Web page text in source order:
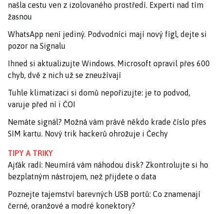
našla cestu ven z izolovaného prostředí. Experti nad tím
žasnou
WhatsApp není jediný. Podvodníci mají nový fígl, dejte si
pozor na Signalu
Ihned si aktualizujte Windows. Microsoft opravil přes 600
chyb, dvě z nich už se zneužívají
Tuhle klimatizaci si domů nepořizujte: je to podvod,
varuje před ní i ČOI
Nemáte signál? Možná vám právě někdo krade číslo přes
SIM kartu. Nový trik hackerů ohrožuje i Čechy
TIPY A TRIKY
Ajťák radí: Neumírá vám náhodou disk? Zkontrolujte si ho
bezplatným nástrojem, než přijdete o data
Poznejte tajemství barevných USB portů: Co znamenají
černé, oranžové a modré konektory?